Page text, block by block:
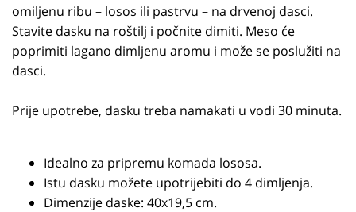
omiljenu ribu – losos ili pastrvu – na drvenoj dasci.
Stavite dasku na roštilj i počnite dimiti. Meso će
poprimiti lagano dimljenu aromu i može se poslužiti na
dasci.
Prije upotrebe, dasku treba namakati u vodi 30 minuta.
Idealno za pripremu komada lososa.
Istu dasku možete upotrijebiti do 4 dimljenja.
Dimenzije daske: 40x19,5 cm.